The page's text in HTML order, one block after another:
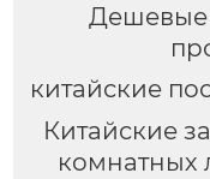
китайские
Китайские
комнатных